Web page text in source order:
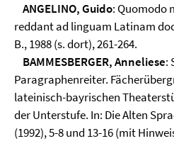
ANGELINO, Guido: Quomodo
reddant ad linguam Latinam
B., 1988 (s. dort), 261-264.
BAMMESBERGER, Anneliese:
Paragraphenreiter.
lateinisch-bayrischen
der Unterstufe. In: Die Alten
(1992), 5-8 und 13-16 (mit